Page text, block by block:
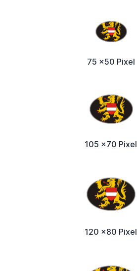
75 x50 Pixel
105 x70 Pixel
120 x80 Pixel